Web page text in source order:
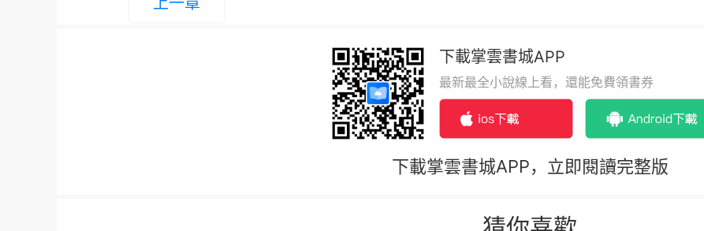
下載掌雲書城APP
最新最全小說線上看，還能免費領書券
下載掌雲書城APP，立即閱讀完整版